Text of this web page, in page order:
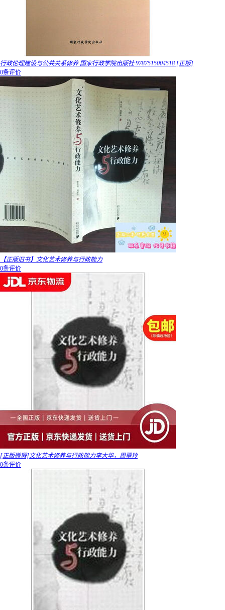
行政伦理建设与公共关系修养 国家行政学院出版社 9787515004518 [正版]
0条评价
【正版旧书】文化艺术修养与行政能力
0条评价
[正版微瑕]文化艺术修养与行政能力李大华，周翠玲
0条评价